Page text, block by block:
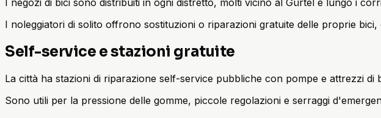
I noleggiatori di solito offrono sostituzioni o riparazioni gratuite delle proprie
Self-service e stazioni gratuite
La città ha stazioni di riparazione self-service pubbliche con pompe e attrezzi di
Sono utili per la pressione delle gomme, piccole regolazioni e serraggi